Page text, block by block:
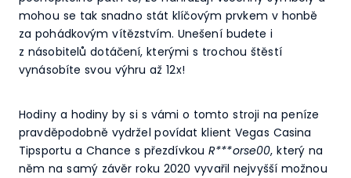
mohou se tak snadno stát klíčovým prvkem v honbě
za pohádkovým vítězstvím. Unešení budete i
z násobitelů dotáčení, kterými s trochou štěstí
vynásobíte svou výhru až 12x!
Hodiny a hodiny by si s vámi o tomto stroji na peníze
pravděpodobně vydržel povídat klient Vegas Casina
Tipsportu a Chance s přezdívkou R***orse00, který na
něm na samý závěr roku 2020 vyvařil nejvyšší možnou